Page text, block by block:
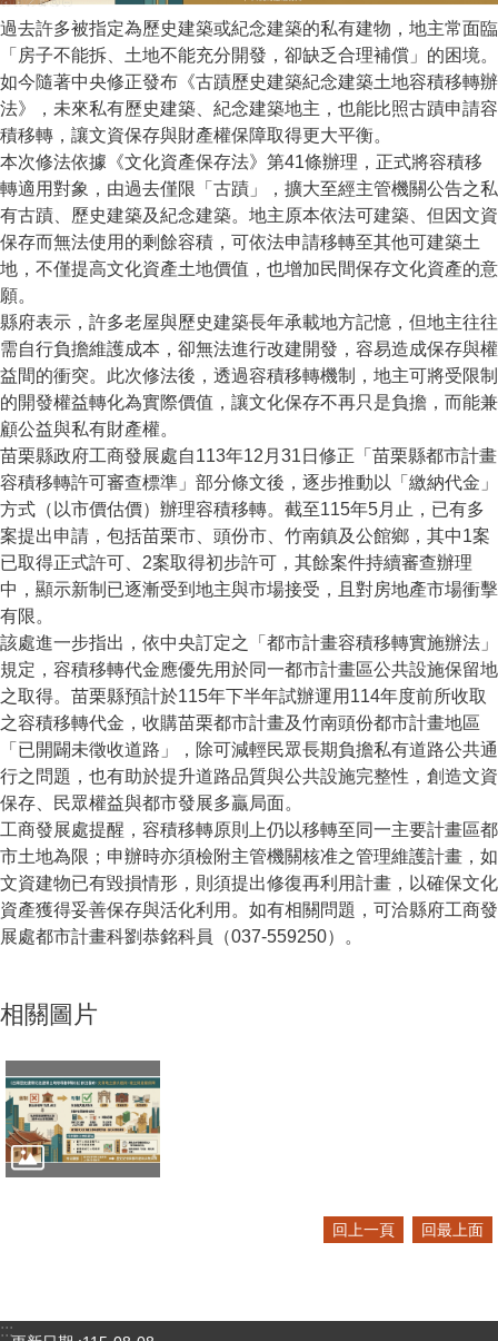
過去許多被指定為歷史建築或紀念建築的私有建物，地主常面臨
「房子不能拆、土地不能充分開發，卻缺乏合理補償」的困境。
如今隨著中央修正發布《古蹟歷史建築紀念建築土地容積移轉辦
法》，未來私有歷史建築、紀念建築地主，也能比照古蹟申請容
積移轉，讓文資保存與財產權保障取得更大平衡。
本次修法依據《文化資產保存法》第41條辦理，正式將容積移
轉適用對象，由過去僅限「古蹟」，擴大至經主管機關公告之私
有古蹟、歷史建築及紀念建築。地主原本依法可建築、但因文資
保存而無法使用的剩餘容積，可依法申請移轉至其他可建築土
地，不僅提高文化資產土地價值，也增加民間保存文化資產的意
願。
縣府表示，許多老屋與歷史建築長年承載地方記憶，但地主往往
需自行負擔維護成本，卻無法進行改建開發，容易造成保存與權
益間的衝突。此次修法後，透過容積移轉機制，地主可將受限制
的開發權益轉化為實際價值，讓文化保存不再只是負擔，而能兼
顧公益與私有財產權。
苗栗縣政府工商發展處自113年12月31日修正「苗栗縣都市計畫
容積移轉許可審查標準」部分條文後，逐步推動以「繳納代金」
方式（以市價估價）辦理容積移轉。截至115年5月止，已有多
案提出申請，包括苗栗市、頭份市、竹南鎮及公館鄉，其中1案
已取得正式許可、2案取得初步許可，其餘案件持續審查辦理
中，顯示新制已逐漸受到地主與市場接受，且對房地產市場衝擊
有限。
該處進一步指出，依中央訂定之「都市計畫容積移轉實施辦法」
規定，容積移轉代金應優先用於同一都市計畫區公共設施保留地
之取得。苗栗縣預計於115年下半年試辦運用114年度前所收取
之容積移轉代金，收購苗栗都市計畫及竹南頭份都市計畫地區
「已開闢未徵收道路」，除可減輕民眾長期負擔私有道路公共通
行之問題，也有助於提升道路品質與公共設施完整性，創造文資
保存、民眾權益與都市發展多贏局面。
工商發展處提醒，容積移轉原則上仍以移轉至同一主要計畫區都
市土地為限；申辦時亦須檢附主管機關核准之管理維護計畫，如
文資建物已有毀損情形，則須提出修復再利用計畫，以確保文化
資產獲得妥善保存與活化利用。如有相關問題，可洽縣府工商發
展處都市計畫科劉恭銘科員（037-559250）。
相關圖片
回上一頁 回最上面
:::